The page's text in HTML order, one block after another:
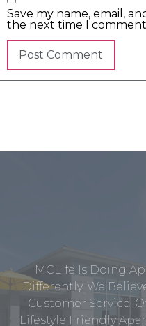
Save my name, email,
the next time I
MCLife Is Doing
Differently. We
Customer Service,
Lifestyle Friendly